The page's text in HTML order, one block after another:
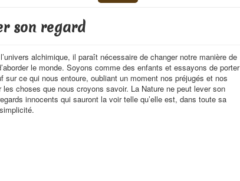
son regard
alchimique, il paraît nécessaire de changer notre manière de
le monde. Soyons comme des enfants et essayons de porter
sur ce qui nous entoure, oubliant un moment nos préjugés et nos
les choses que nous croyons savoir. La Nature ne peut lever son
innocents qui sauront la voir telle qu’elle est, dans toute sa